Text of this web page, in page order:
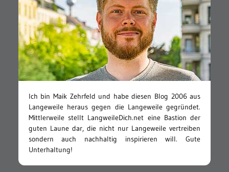
Ich bin Maik Zehrfeld und habe diesen Blog 2006 aus
Langeweile heraus gegen die Langeweile gegründet.
Mittlerweile stellt LangweileDich.net eine Bastion der
guten Laune dar, die nicht nur Langeweile vertreiben
sondern auch nachhaltig inspirieren will. Gute
Unterhaltung!